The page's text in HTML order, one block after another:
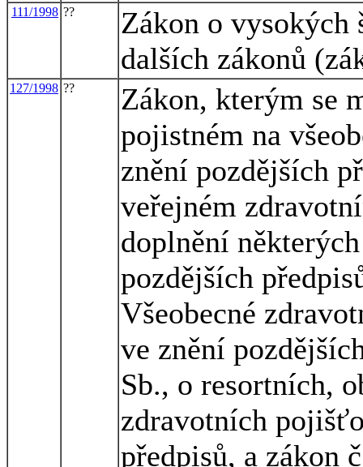
111/1998 ??
Zákon o vysokých
dalších zákonů
127/1998 ??
Zákon, kterým se
pojistném na
znění pozdějších
veřejném
doplnění
pozdějších
Všeobecné
ve znění
Sb., o resortních,
zdravotních
předpisů, a zákon